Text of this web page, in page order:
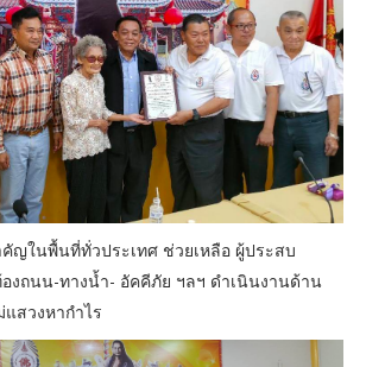
ญในพื้นที่ทั่วประเทศ ช่วยเหลือ ผู้ประสบ
งถนน-ทางนํ้า- อัคคีภัย ฯลฯ ดำเนินงานด้าน
สวงหากำไร